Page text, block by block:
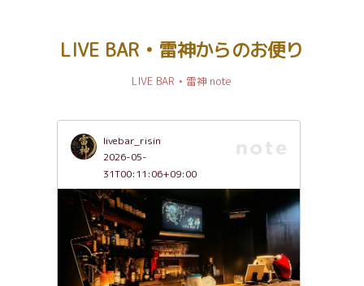
LIVE BAR • 雷神からのお便り
LIVE BAR • 雷神 note
livebar_risin
2026-05-
31T00:11:06+09:00